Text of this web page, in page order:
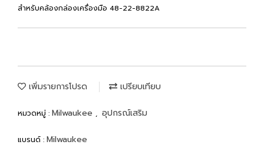
สำหรับคล้องกล่องเครื่องมือ 48-22-8822A
เพิ่มรายการโปรด เปรียบเทียบ
หมวดหมู่ : Milwaukee , อุปกรณ์เสริม
แบรนด์ : Milwaukee